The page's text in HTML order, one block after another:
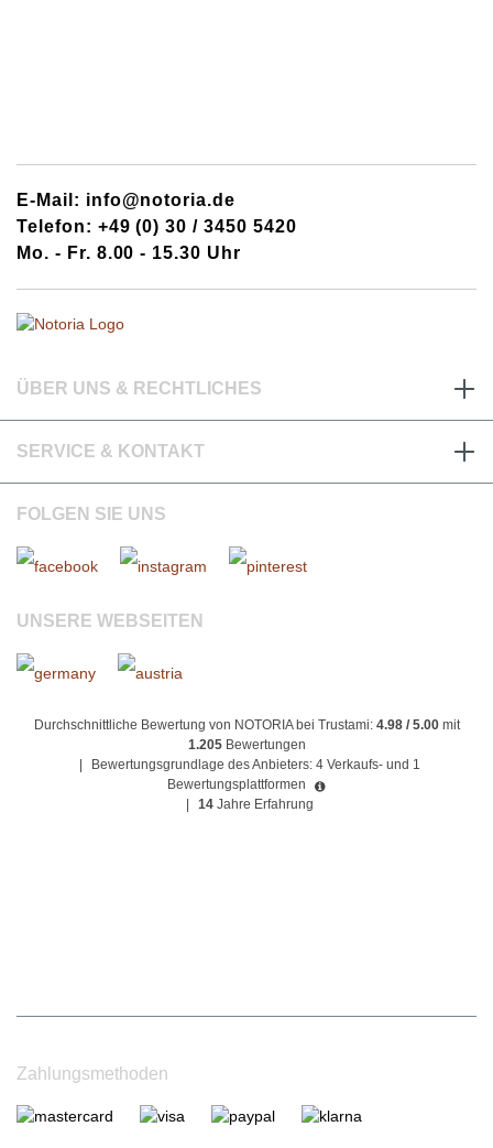
E-Mail: info@notoria.de
Telefon: +49 (0) 30 / 3450 5420
Mo. - Fr. 8.00 - 15.30 Uhr
ÜBER UNS & RECHTLICHES
SERVICE & KONTAKT
FOLGEN SIE UNS
UNSERE WEBSEITEN
Durchschnittliche Bewertung von NOTORIA bei Trustami: 4.98 / 5.00mit
1.205 Bewertungen
Bewertungsgrundlage des Anbieters: 4 Verkaufs- und 1
Bewertungsplattformen
14 Jahre Erfahrung
Zahlungsmethoden